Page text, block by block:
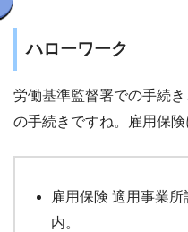
ハローワーク
労働基準監督署での手続
の手続きですね。雇用保険
雇用保険 適用事業
内。